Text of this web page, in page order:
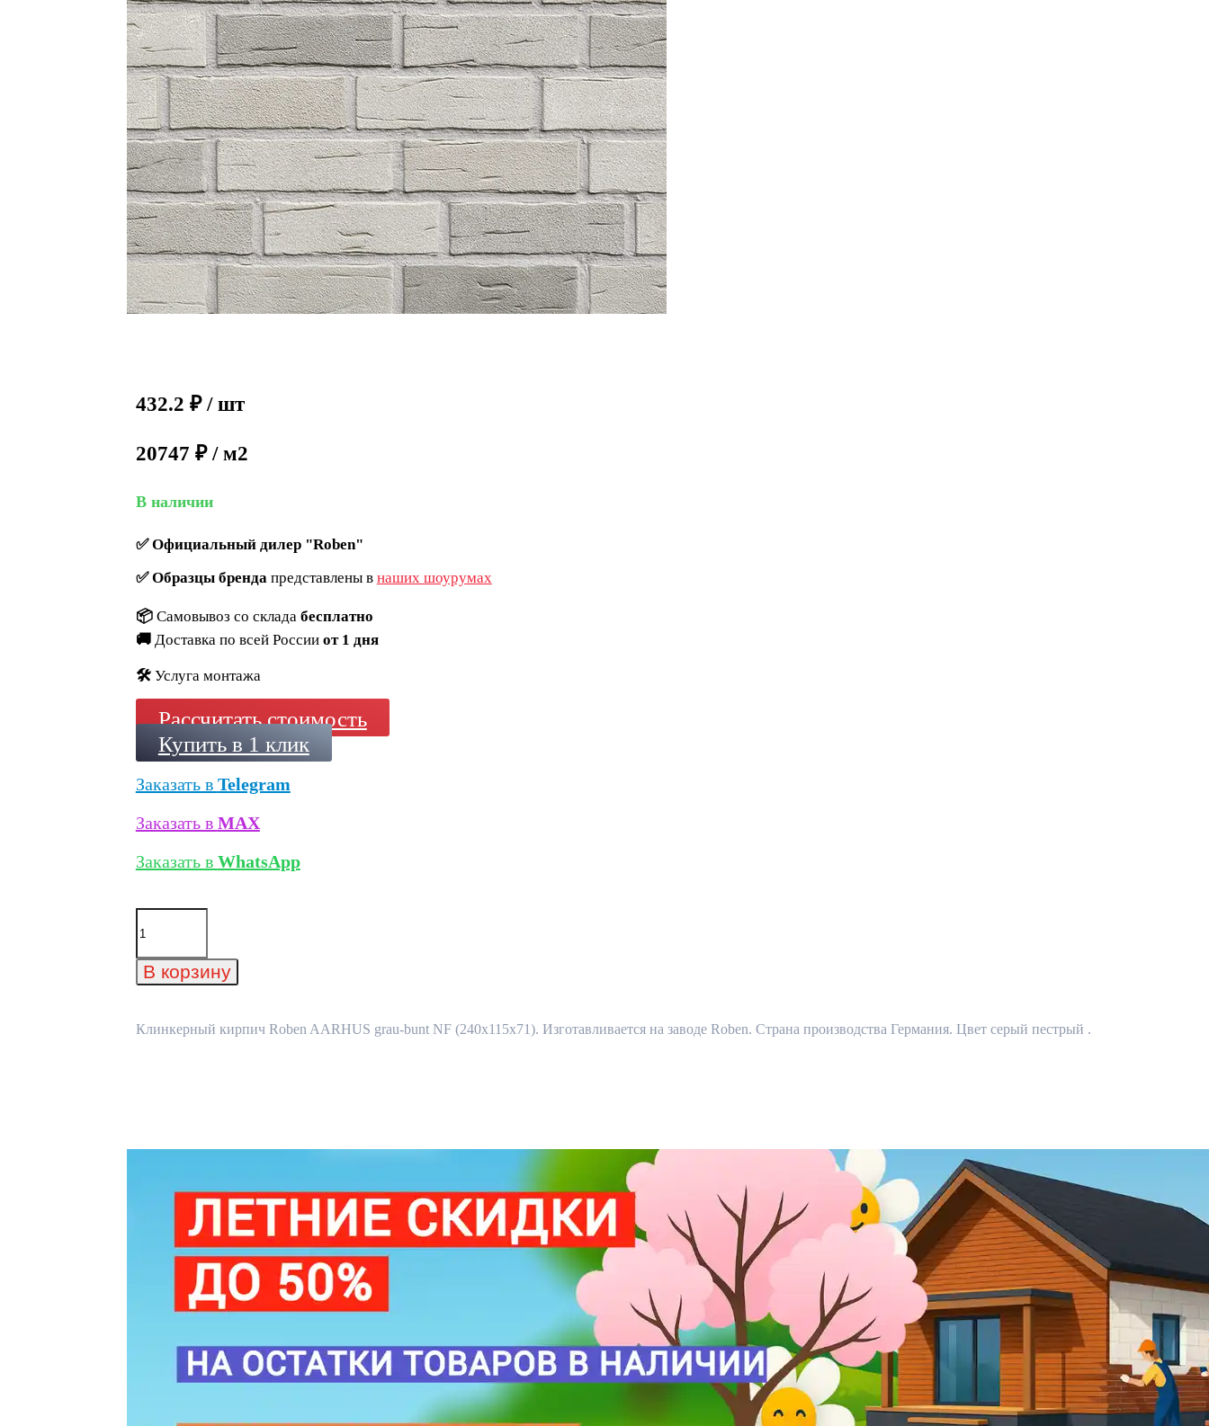
432.2 ₽ / шт
20747 ₽ / м2
В наличии
✅Официальный дилер "Roben"
✅Образцы брендапредставлены в наших шоурумах
📦 Самовывоз со склада бесплатно
🚚 Доставка по всей России от 1 дня
🛠️ Услуга монтажа
Рассчитать стоимость
Купить в 1 клик
Заказать в Telegram
Заказать в MAX
Заказать в WhatsApp
Количество
товара
кирпич
Roben
bunt
В корзину
Клинкерный кирпич Roben AARHUS grau-bunt NF (240х115х71). Изготавливается на заводе Roben. Страна производства Германия. Цвет серый пестрый .